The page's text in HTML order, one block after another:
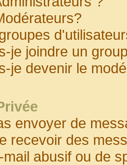
je joindre un
je devenir le
envoyer de
recevoir des
abusif ou de